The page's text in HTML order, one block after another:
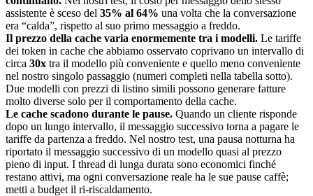
assistente è sceso del 35% al 64% una volta che la conversazione
era “calda”, rispetto al suo primo messaggio a freddo.
Il prezzo della cache varia enormemente tra i modelli. Le tariffe
dei token in cache che abbiamo osservato coprivano un intervallo di
circa 30x tra il modello più conveniente e quello meno conveniente
nel nostro singolo passaggio (numeri completi nella tabella sotto).
Due modelli con prezzi di listino simili possono generare fatture
molto diverse solo per il comportamento della cache.
Le cache scadono durante le pause. Quando un cliente risponde
dopo un lungo intervallo, il messaggio successivo torna a pagare le
tariffe da partenza a freddo. Nel nostro test, una pausa notturna ha
riportato il messaggio successivo di un modello quasi al prezzo
pieno di input. I thread di lunga durata sono economici finché
restano attivi, ma ogni conversazione reale ha le sue pause caffè;
metti a budget il ri-riscaldamento.